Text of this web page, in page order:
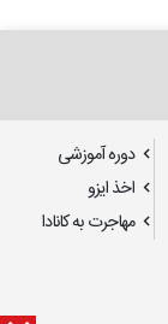
دوره آموزشی
اخذ ایزو
مهاجرت به کانادا